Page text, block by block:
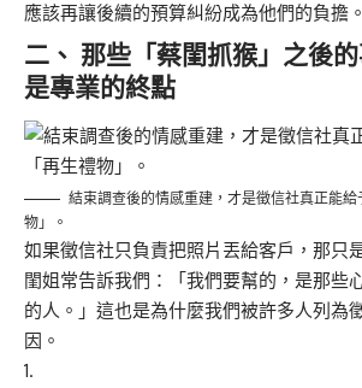
應該再讓後續的預算糾紛成為他們的負擔。
二、 那些「蔡閨抓猴」之後
是專業的終點
結束調查後的情感重建，才是徵信社真正能
物」。
如果徵信社只負責把照片丟給客戶，那只
閨姐常告訴我們：「我們要幫的，是那些
的人。」這也是為什麼我們被許多人列為
因。